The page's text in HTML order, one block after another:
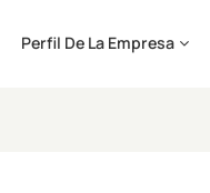
Perfil De La Empresa